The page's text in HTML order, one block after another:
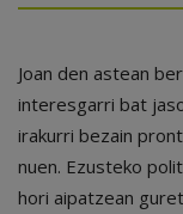
Joan den astean
interesgarri bat
irakurri bezain
nuen. Ezusteko
hori aipatzean